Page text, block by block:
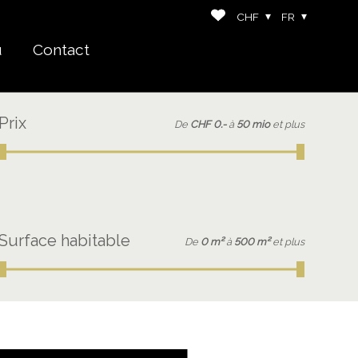
Contact
CHF FR
Prix De CHF 0.- à 50 mio et plus
habitable De 0 m² à 500 m² et plus